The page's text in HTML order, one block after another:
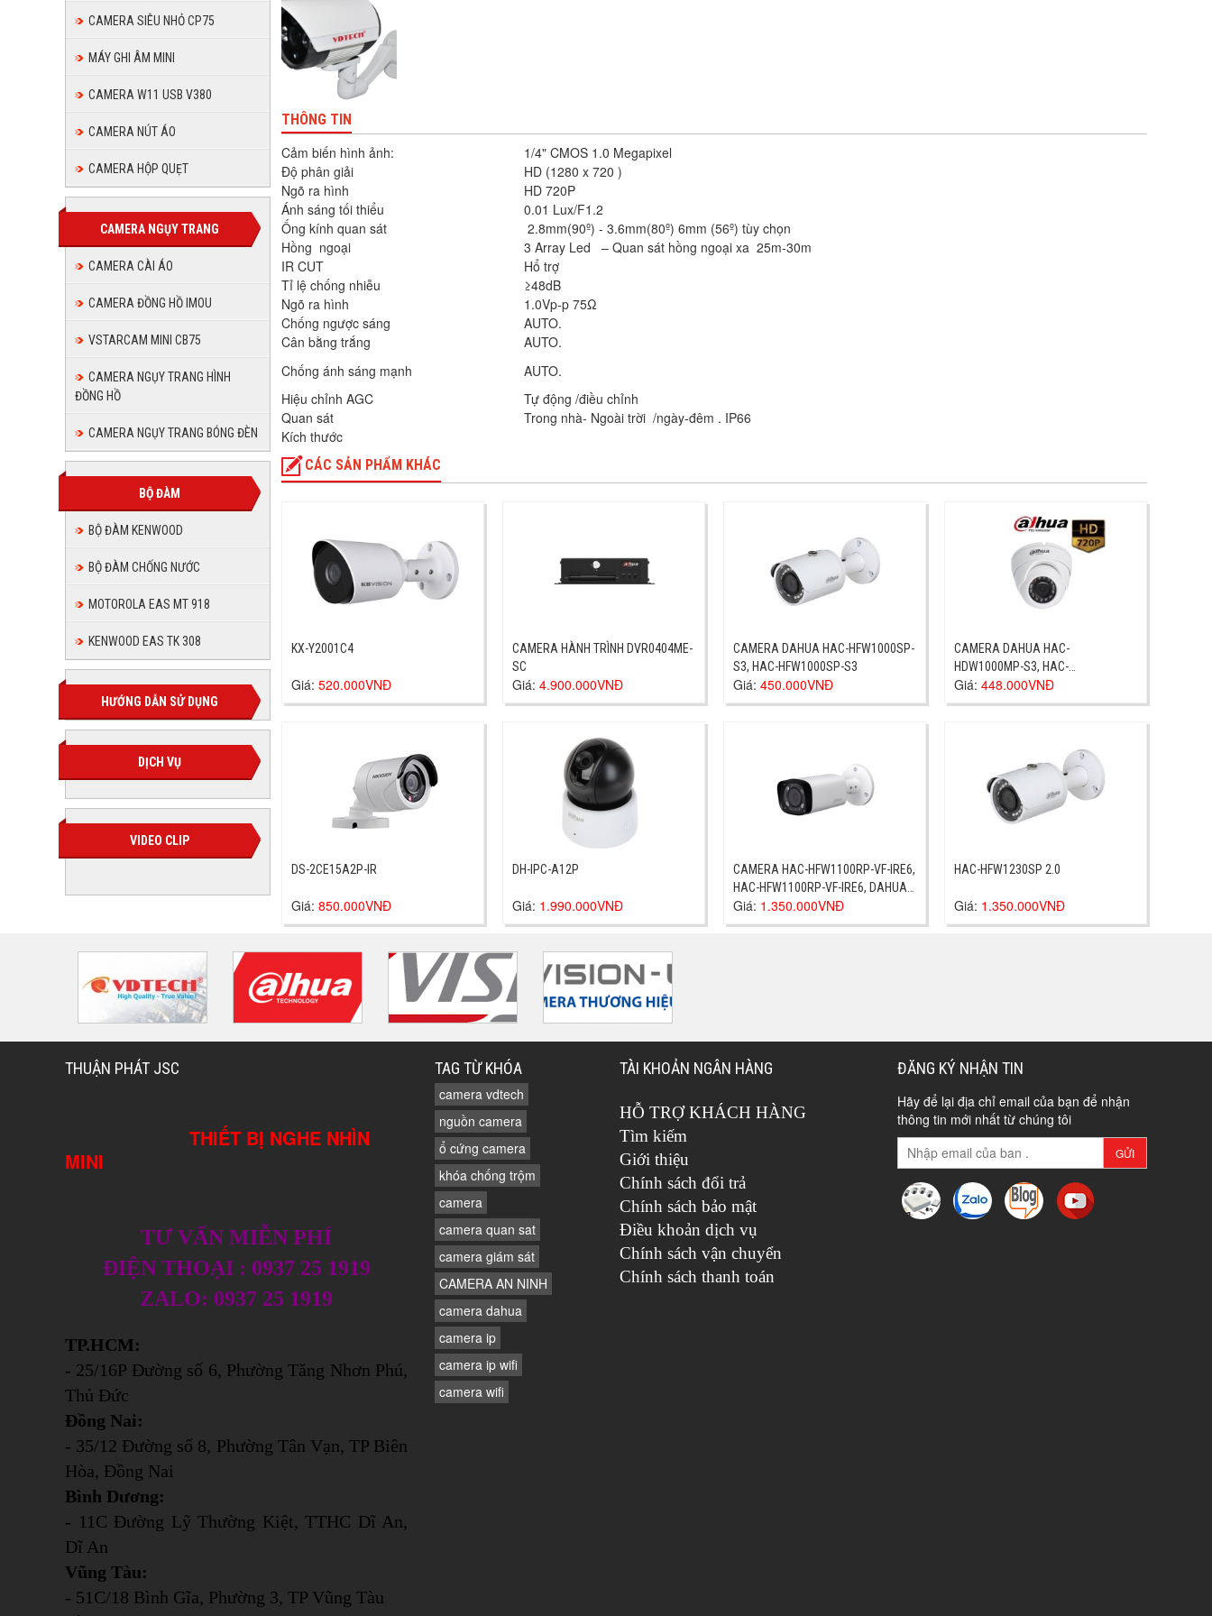
CAMERA SIÊU NHỎ CP75
MÁY GHI ÂM MINI
CAMERA W11 USB V380
CAMERA NÚT ÁO
CAMERA HỘP QUẸT
CAMERA NGỤY TRANG
CAMERA CÀI ÁO
CAMERA ĐỒNG HỒ IMOU
VSTARCAM MINI CB75
CAMERA NGỤY TRANG HÌNH
ĐỒNG HỒ
CAMERA NGỤY TRANG BÓNG ĐÈN
BỘ ĐÀM
BỘ ĐÀM KENWOOD
BỘ ĐÀM CHỐNG NƯỚC
MOTOROLA EAS MT 918
KENWOOD EAS TK 308
HƯỚNG DẪN SỬ DỤNG
DỊCH VỤ
VIDEO CLIP
THÔNG TIN
Cảm biến hình ảnh:
1/4" CMOS 1.0 Megapixel
Độ phân giải
HD (1280 x 720 )
Ngõ ra hình
HD 720P
Ánh sáng tối thiểu
0.01 Lux/F1.2
Ống kính quan sát
2.8mm(90º) - 3.6mm(80º) 6mm (56º) tùy chọn
Hồng ngoại
3 Array Led – Quan sát hồng ngoại xa 25m-30m
IR CUT
Hổ trợ
Tỉ lệ chống nhiễu
≥48dB
Ngõ ra hình
1.0Vp-p 75Ω
Chống ngược sáng
AUTO.
Cân bằng trắng
AUTO.
Chống ánh sáng mạnh
AUTO.
Hiệu chỉnh AGC
Tự động /điều chỉnh
Quan sát
Trong nhà- Ngoài trời /ngày-đêm . IP66
Kích thước
CÁC SẢN PHẨM KHÁC
KX-Y2001C4
Giá: 520.000VNĐ
CAMERA HÀNH TRÌNH DVR0404ME-
SC
Giá: 4.900.000VNĐ
CAMERA DAHUA HAC-HFW1000SP-
S3, HAC-HFW1000SP-S3
Giá: 450.000VNĐ
CAMERA DAHUA HAC-
HDW1000MP-S3, HAC-
HDW1000MP-S3
Giá: 448.000VNĐ
DS-2CE15A2P-IR
Giá: 850.000VNĐ
DH-IPC-A12P
Giá: 1.990.000VNĐ
CAMERA HAC-HFW1100RP-VF-IRE6,
HAC-HFW1100RP-VF-IRE6, DAHUA
HAC-HFW1100RP-VF-IRE6
Giá: 1.350.000VNĐ
HAC-HFW1230SP 2.0
Giá: 1.350.000VNĐ
THUẬN PHÁT JSC
THIẾT BỊ NGHE NHÌN
MINI
TƯ VẤN MIỄN PHÍ
ĐIỆN THOẠI : 0937 25 1919
ZALO: 0937 25 1919
TP.HCM:
- 25/16P Đường số 6, Phường Tăng Nhơn Phú,
Thủ Đức
Đồng Nai:
- 35/12 Đường số 8, Phường Tân Vạn, TP Biên
Hòa, Đồng Nai
Bình Dương:
- 11C Đường Lỹ Thường Kiệt, TTHC Dĩ An,
Dĩ An
Vũng Tàu:
- 51C/18 Bình Gĩa, Phường 3, TP Vũng Tàu
TAG TỪ KHÓA
camera vdtech
nguồn camera
ổ cứng camera
khóa chống trộm
camera
camera quan sat
camera giám sát
CAMERA AN NINH
camera dahua
camera ip
camera ip wifi
camera wifi
TÀI KHOẢN NGÂN HÀNG
HỖ TRỢ KHÁCH HÀNG
Tìm kiếm
Giới thiệu
Chính sách đổi trả
Chính sách bảo mật
Điều khoản dịch vụ
Chính sách vận chuyển
Chính sách thanh toán
ĐĂNG KÝ NHẬN TIN
Hãy để lại địa chỉ email của bạn để nhận
thông tin mới nhất từ chúng tôi
GỬI